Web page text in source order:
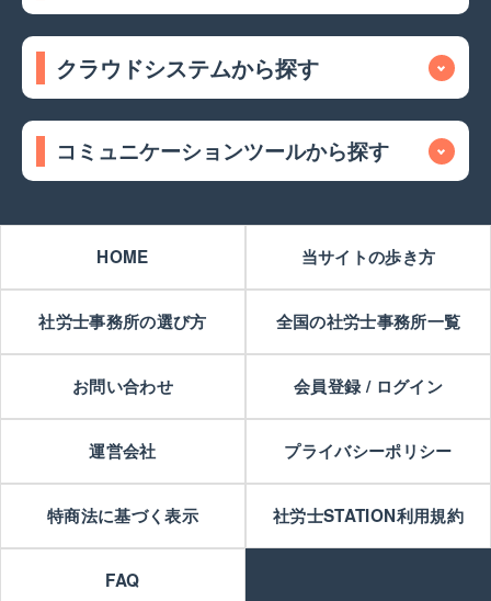
クラウドシステムから探す
コミュニケーションツールから探す
HOME 当サイトの歩き方
社労士事務所の選び方 全国の社労士事務所一覧
お問い合わせ 会員登録 / ログイン
運営会社 プライバシーポリシー
特商法に基づく表示 社労士STATION利用規約
FAQ